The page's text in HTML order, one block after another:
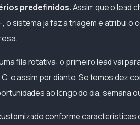
predefinidos.Assim que o lead
o sistema já faz a triagem e atribui o
fila rotativa: o primeiro lead vai
e assim por diante. Se temos dez
ao longo do dia, semana
conforme características